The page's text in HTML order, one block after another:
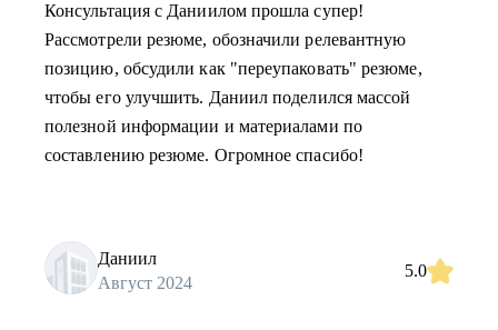
Консультация с Даниилом прошла супер!
Рассмотрели резюме, обозначили релевантную
позицию, обсудили как "переупаковать" резюме,
чтобы его улучшить. Даниил поделился массой
полезной информации и материалами по
составлению резюме. Огромное спасибо!
Даниил
Август 2024
5.0